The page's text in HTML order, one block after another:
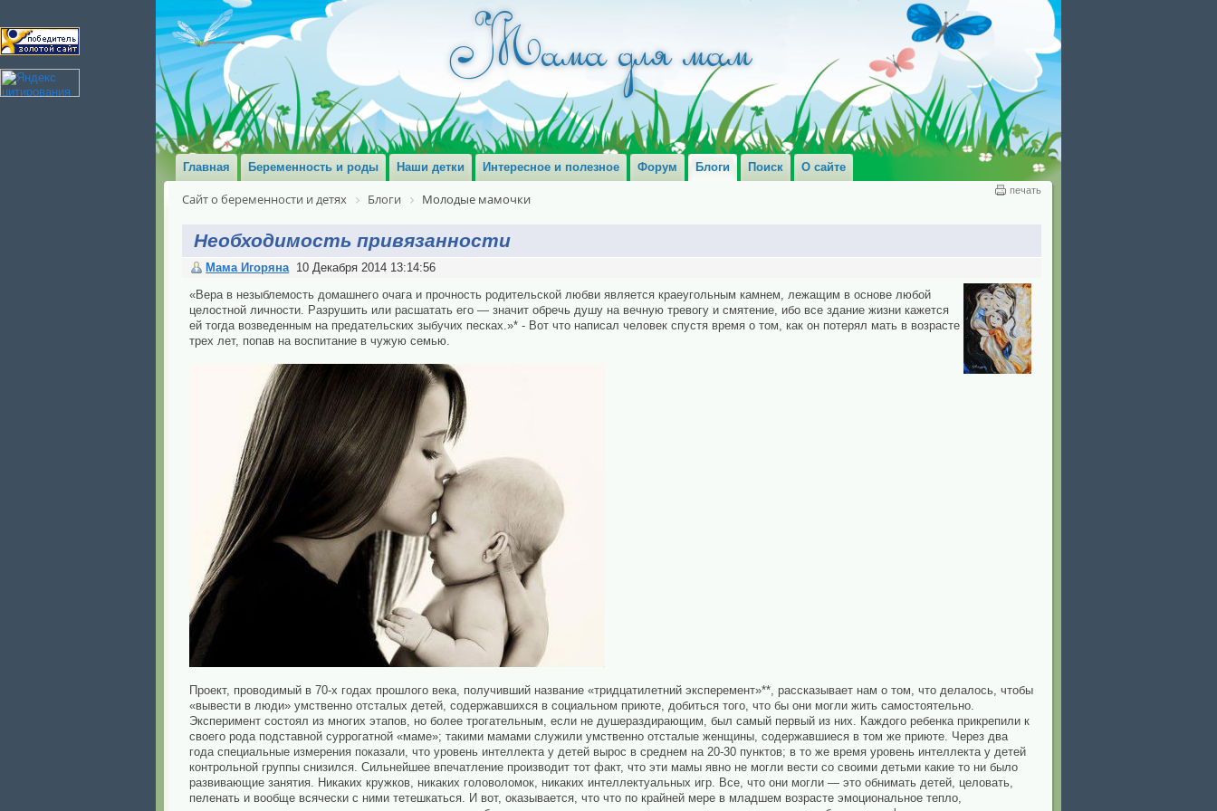
Главная Беременность и роды Наши детки Интересное и полезное Форум Блоги Поиск О сайте
печать
Сайт о беременности и детях Блоги Молодые мамочки
Необходимость привязанности
Мама Игоряна 10 Декабря 2014 13:14:56
«Вера в незыблемость домашнего очага и прочность родительской любви является краеугольным камнем, лежащим в основе любой
целостной личности. Разрушить или расшатать его — значит обречь душу на вечную тревогу и смятение, ибо все здание жизни кажется
ей тогда возведенным на предательских зыбучих песках.»* - Вот что написал человек спустя время о том, как он потерял мать в возрасте
трех лет, попав на воспитание в чужую семью.
Проект, проводимый в 70-х годах прошлого века, получивший название «тридцатилетний эксперемент»**, рассказывает нам о том, что делалось, чтобы
«вывести в люди» умственно отсталых детей, содержавшихся в социальном приюте, добиться того, что бы они могли жить самостоятельно.
Эксперимент состоял из многих этапов, но более трогательным, если не душераздирающим, был самый первый из них. Каждого ребенка прикрепили к
своего рода подставной суррогатной «маме»; такими мамами служили умственно отсталые женщины, содержавшиеся в том же приюте. Через два
года специальные измерения показали, что уровень интеллекта у детей вырос в среднем на 20-30 пунктов; в то же время уровень интеллекта у детей
контрольной группы снизился. Сильнейшее впечатление производит тот факт, что эти мамы явно не могли вести со своими детьми какие то ни было
развивающие занятия. Никаких кружков, никаких головоломок, никаких интеллектуальных игр. Все, что они могли — это обнимать детей, целовать,
пеленать и вообще всячески с ними тетешкаться. И вот, оказывается, что что по крайней мере в младшем возрасте эмоциональное тепло,